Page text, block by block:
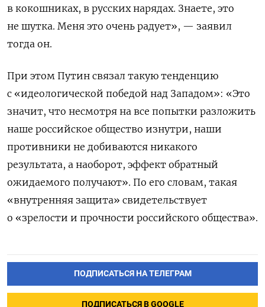
в кокошниках, в русских нарядах. Знаете, это
не шутка. Меня это очень радует», — заявил
тогда он.
При этом Путин связал такую тенденцию
с «идеологической победой над Западом»: «Это
значит, что несмотря на все попытки разложить
наше российское общество изнутри, наши
противники не добиваются никакого
результата, а наоборот, эффект обратный
ожидаемого получают». По его словам, такая
«внутренняя защита» свидетельствует
о «зрелости и прочности российского общества».
ПОДПИСАТЬСЯ НА ТЕЛЕГРАМ
ПОДПИСАТЬСЯ В GOOGLE